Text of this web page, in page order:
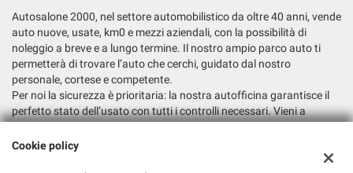
Autosalone 2000, nel settore automobilistico da oltre 40 anni, vende
auto nuove, usate, km0 e mezzi aziendali, con la possibilità di
noleggio a breve e a lungo termine. Il nostro ampio parco auto ti
permetterà di trovare l’auto che cerchi, guidato dal nostro
personale, cortese e competente.
Per noi la sicurezza è prioritaria: la nostra autofficina garantisce il
perfetto stato dell’usato con tutti i controlli necessari. Vieni a
Cookie policy